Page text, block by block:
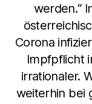
werden.“
Corona
Impfpflicht
irrationaler.
weiterhin bei